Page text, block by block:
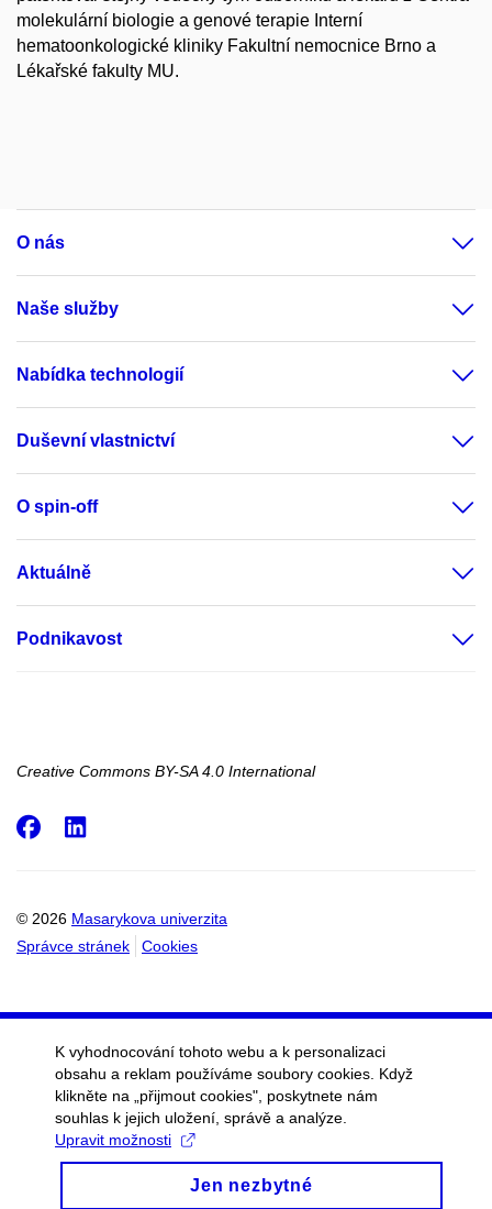
molekulární biologie a genové terapie Interní
hematoonkologické kliniky Fakultní nemocnice Brno a
Lékařské fakulty MU.
O nás
Naše služby
Nabídka technologií
Duševní vlastnictví
O spin-off
Aktuálně
Podnikavost
Creative Commons BY-SA 4.0 International
© 2026 Masarykova univerzita
Správce stránek
Cookies
Facebook
K vyhodnocování tohoto webu a k personalizaci
obsahu a reklam používáme soubory cookies. Když
klikněte na „přijmout cookies", poskytnete nám
souhlas k jejich uložení, správě a analýze.
Upravit možnosti
Jen nezbytné